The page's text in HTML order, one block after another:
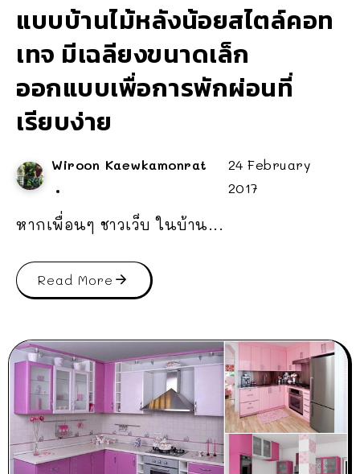
แบบบ้านไม้หลังน้อยสไตล์คอท
เทจ มีเฉลียงขนาดเล็ก
ออกแบบเพื่อการพักผ่อนที่
เรียบง่าย
Wiroon Kaewkamonrat
24 February
2017
หากเพื่อนๆ ชาวเว็บ ในบ้าน...
Read More